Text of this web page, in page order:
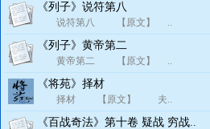
《列子》说符第八
说符第八 【原文】 ..
《列子》黄帝第二
黄帝第二 【原文】 ..
《将苑》择材
择材 【原文】 夫..
《百战奇法》第十卷 疑战 穷战..